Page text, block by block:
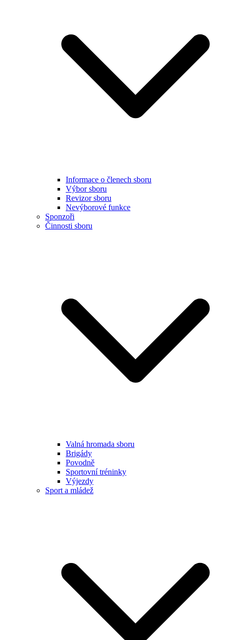
Informace o členech sboru
Výbor sboru
Revizor sboru
Nevýborové funkce
Sponzoři
Činnosti sboru
Valná hromada sboru
Brigády
Povodně
Sportovní tréninky
Výjezdy
Sport a mládež